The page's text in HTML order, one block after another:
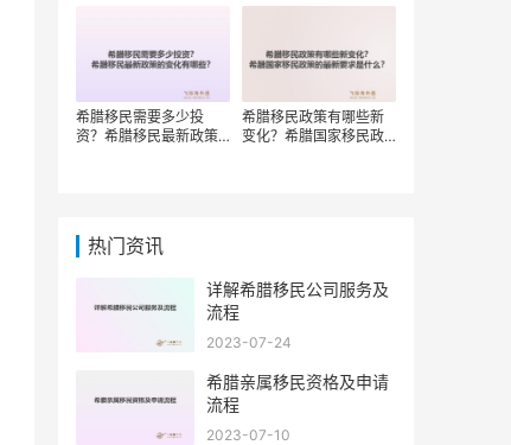
希腊移民需要多少投
资？希腊移民最新政策
希腊移民政策有哪些新
变化？希腊国家移民政
热门资讯
详解希腊移民公司服务及
流程
2023-07-24
希腊亲属移民资格及申请
流程
2023-07-10